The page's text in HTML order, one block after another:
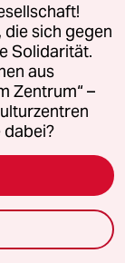
für Genehmigungen
die sich gegen
Solidarität.
aus
Zentrum“ –
dabei?